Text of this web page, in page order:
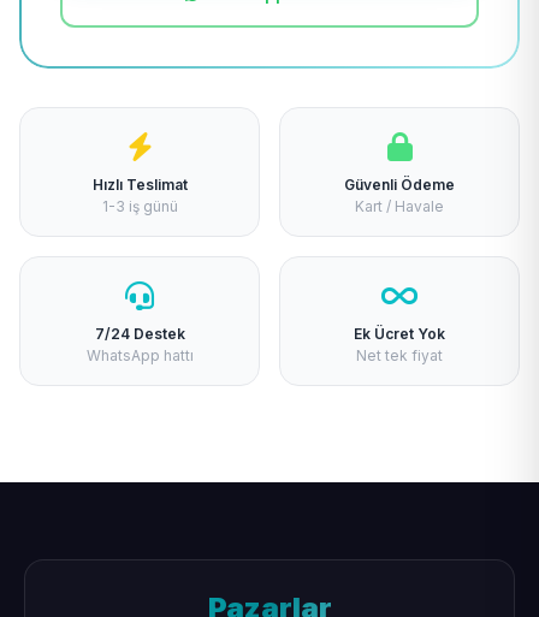
Hızlı Teslimat
1-3 iş günü
Güvenli Ödeme
Kart / Havale
7/24 Destek
WhatsApp hattı
Ek Ücret Yok
Net tek fiyat
Pazarlar